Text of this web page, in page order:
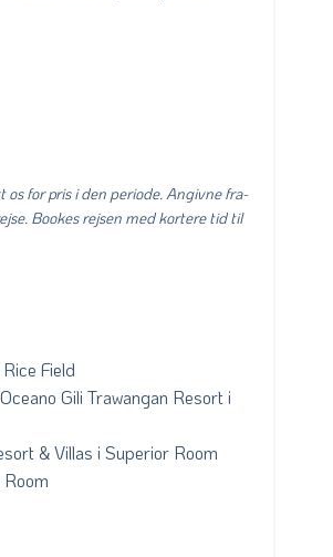
for pris i den periode. Angivne fra-
Bookes rejsen med kortere tid til
Field
Gili Trawangan Resort i
& Villas i Superior Room